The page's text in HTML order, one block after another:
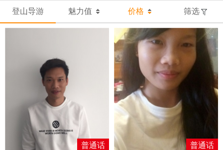
登山导游 魅力值 价格 筛选
普通话
普通话